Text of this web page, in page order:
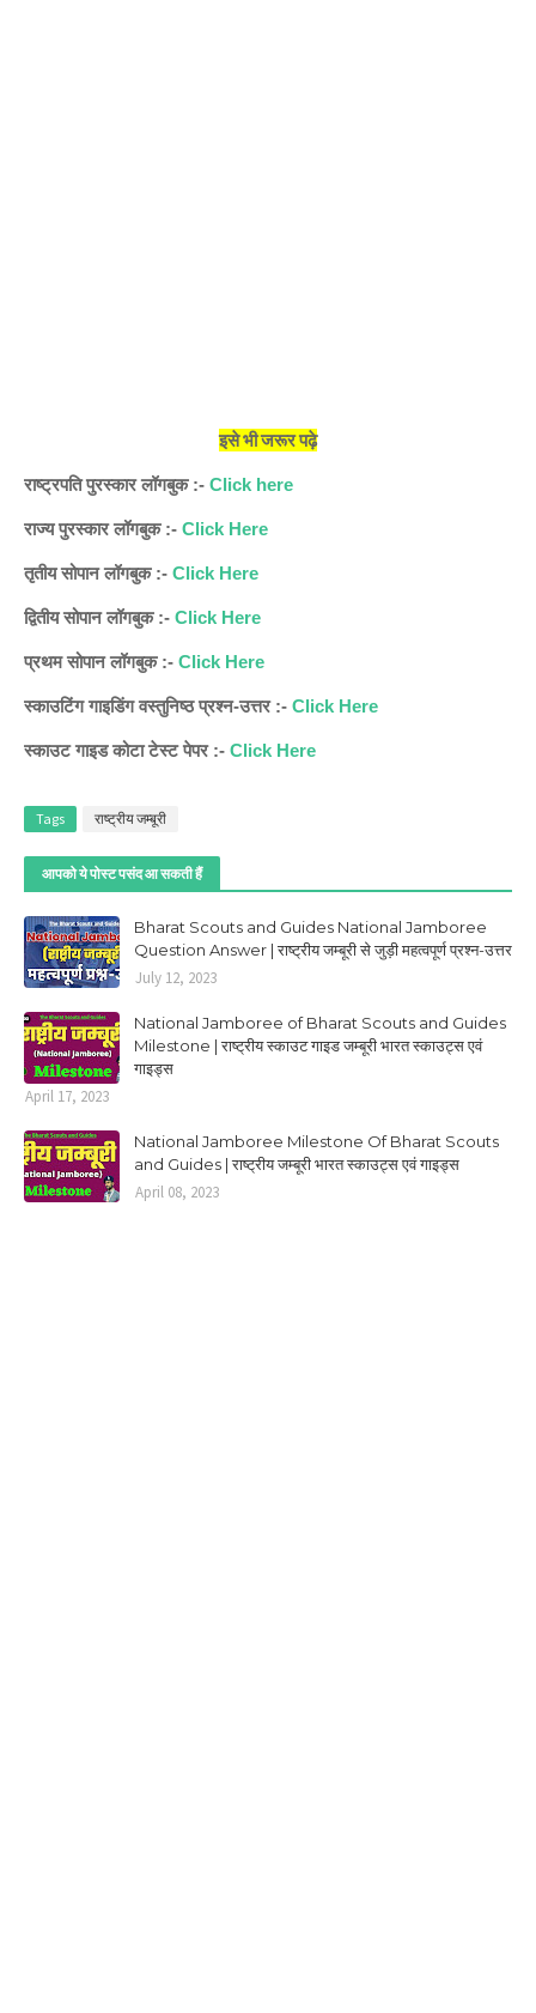
इसे भी जरूर पढ़े
राष्ट्रपति पुरस्कार लॉगबुक :- Click here
राज्य पुरस्कार लॉगबुक :- Click Here
तृतीय सोपान लॉगबुक :- Click Here
द्वितीय सोपान लॉगबुक :- Click Here
प्रथम सोपान लॉगबुक :- Click Here
स्काउटिंग गाइडिंग वस्तुनिष्ठ प्रश्न-उत्तर :- Click Here
स्काउट गाइड कोटा टेस्ट पेपर :- Click Here
Tags राष्ट्रीय जम्बूरी
आपको ये पोस्ट पसंद आ सकती हैं
Bharat Scouts and Guides National Jamboree
Question Answer | राष्ट्रीय जम्बूरी से जुड़ी महत्वपूर्ण प्रश्न-उत्तर
July 12, 2023
National Jamboree of Bharat Scouts and Guides
Milestone | राष्ट्रीय स्काउट गाइड जम्बूरी भारत स्काउट्स एवं
गाइड्स
April 17, 2023
National Jamboree Milestone Of Bharat Scouts
and Guides | राष्ट्रीय जम्बूरी भारत स्काउट्स एवं गाइड्स
April 08, 2023